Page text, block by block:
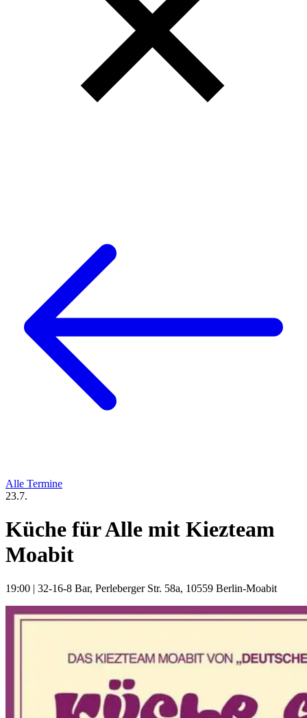
Alle Termine
23.7.
Küche für Alle mit Kiezteam
Moabit
19:00 | 32-16-8 Bar, Perleberger Str. 58a, 10559 Berlin-Moabit